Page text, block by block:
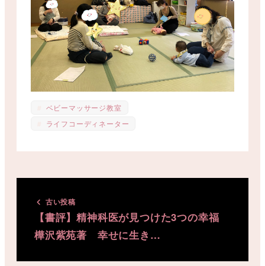
ベビーマッサージ教室
ライフコーディネーター
古い投稿
【書評】精神科医が見つけた3つの幸福
樺沢紫苑著 幸せに生き…